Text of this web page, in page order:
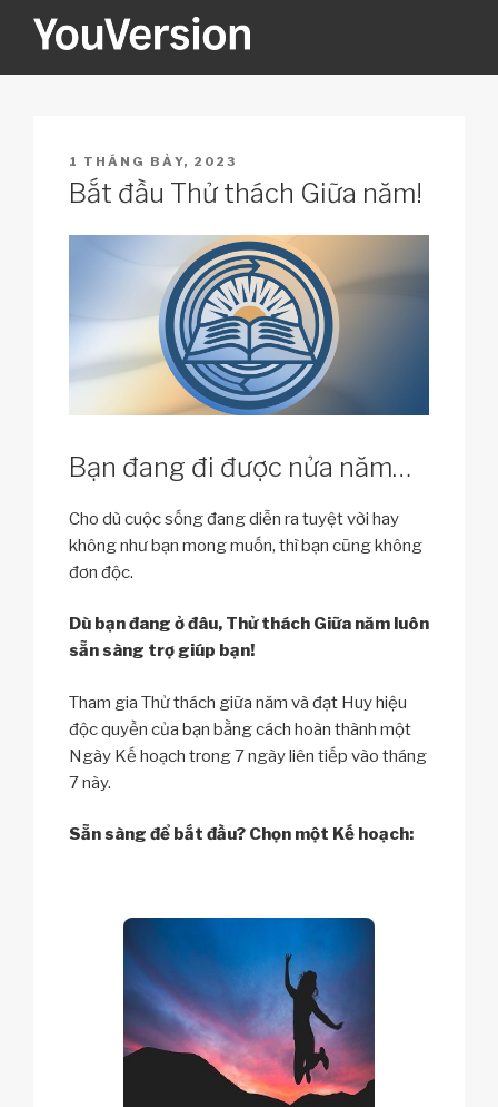
YOUVERSION
POSTED
ON
1 THÁNG BẢY, 2023
Bắt đầu Thử thách Giữa năm!
Bạn đang đi được nửa năm…
Cho dù cuộc sống đang diễn ra tuyệt vời hay
không như bạn mong muốn, thì bạn cũng không
đơn độc.
Dù bạn đang ở đâu, Thử thách Giữa năm luôn
sẵn sàng trợ giúp bạn!
Tham gia Thử thách giữa năm và đạt Huy hiệu
độc quyền của bạn bằng cách hoàn thành một
Ngày Kế hoạch trong 7 ngày liên tiếp vào tháng
7 này.
Sẵn sàng để bắt đầu? Chọn một Kế hoạch: